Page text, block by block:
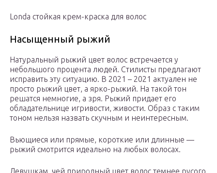
Londa стойкая крем-краска для волос
Насыщенный рыжий
Натуральный рыжий цвет волос встречается у
небольшого процента людей. Стилисты предлагают
исправить эту ситуацию. В 2021 – 2021 актуален не
просто рыжий цвет, а ярко-рыжий. На такой тон
решатся немногие, а зря. Рыжий придает его
обладательнице игривости, живости. Образ с таким
тоном нельзя назвать скучным и неинтересным.
Вьющиеся или прямые, короткие или длинные —
рыжий смотрится идеально на любых волосах.
Девушкам, чей природный цвет волос темнее русого